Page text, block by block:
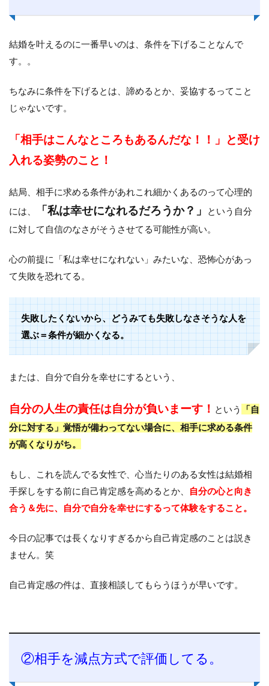
結婚を叶えるのに一番早いのは、条件を下げることなんで
す。。
ちなみに条件を下げるとは、諦めるとか、妥協するってこと
じゃないです。
「相手はこんなところもあるんだな！！」と受け
入れる姿勢のこと！
結局、相手に求める条件があれこれ細かくあるのって心理的
には、
「私は幸せになれるだろうか？」
という自分
に対して自信のなさがそうさせてる可能性が高い。
心の前提に「私は幸せになれない」みたいな、恐怖心があっ
て失敗を恐れてる。
失敗したくないから、どうみても失敗しなさそうな人を
選ぶ＝条件が細かくなる。
または、自分で自分を幸せにするという、
自分の人生の責任は自分が負いまーす！ という
「自
分に対する」覚悟が備わってない場合に、相手に求める条件
が高くなりがち。
もし、これを読んでる女性で、心当たりのある女性は結婚相
手探しをする前に自己肯定感を高めるとか、
自分の心と向き
合う＆先に、自分で自分を幸せにするって体験をすること。
今日の記事では長くなりすぎるから自己肯定感のことは説き
ません。笑
自己肯定感の件は、直接相談してもらうほうが早いです。
②相手を減点方式で評価してる。